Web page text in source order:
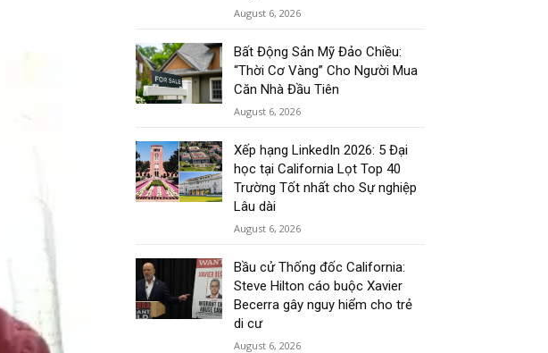
August 6, 2026
Bất Động Sản Mỹ Đảo Chiều:
“Thời Cơ Vàng” Cho Người Mua
Căn Nhà Đầu Tiên
August 6, 2026
Xếp hạng LinkedIn 2026: 5 Đại
học tại California Lọt Top 40
Trường Tốt nhất cho Sự nghiệp
Lâu dài
August 6, 2026
Bầu cử Thống đốc California:
Steve Hilton cáo buộc Xavier
Becerra gây nguy hiểm cho trẻ
di cư
August 6, 2026